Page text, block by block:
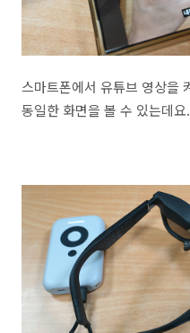
스마트폰에서 유튜브 영상을
동일한 화면을 볼 수 있는데요.